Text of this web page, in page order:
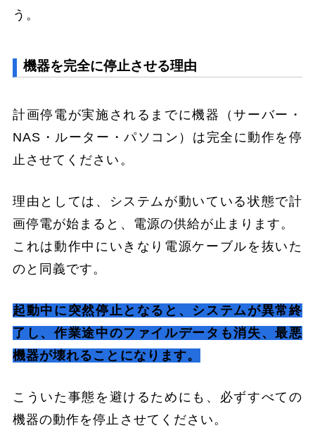
う。
機器を完全に停止させる理由
計画停電が実施されるまでに機器（サーバー・
NAS・ルーター・パソコン）は完全に動作を停
止させてください。
理由としては、システムが動いている状態で計
画停電が始まると、電源の供給が止まります。
これは動作中にいきなり電源ケーブルを抜いた
のと同義です。
起動中に突然停止となると、システムが異常終
了し、作業途中のファイルデータも消失、最悪
機器が壊れることになります。
こういた事態を避けるためにも、必ずすべての
機器の動作を停止させてください。